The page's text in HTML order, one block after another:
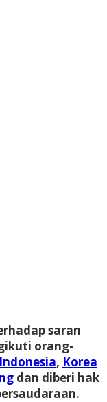
saran
orang-
Indonesia, Korea
dan diberi hak